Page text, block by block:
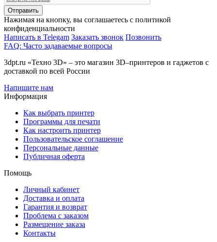
Отправить
Нажимая на кнопку, вы соглашаетесь с политикой
конфиденциальности
Написать в Telegam Заказать звонок Позвонить
FAQ: Часто задаваемые вопросы
3dpt.ru «Техно 3D» – это магазин 3D–принтеров и гаджетов с
доставкой по всей России
Напишите нам
Информация
Как выбрать принтер
Программы для печати
Как настроить принтер
Пользовательское соглашение
Персональные данные
Публичная оферта
Помощь
Личный кабинет
Доставка и оплата
Гарантия и возврат
Проблема с заказом
Размещение заказа
Контакты